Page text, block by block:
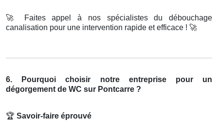
🚀
Faites appel à nos spécialistes du débouchage
canalisation pour une intervention rapide et efficace ! 🚀
6. Pourquoi choisir notre entreprise pour un
dégorgement de WC sur Pontcarre ?
🏆 Savoir-faire éprouvé